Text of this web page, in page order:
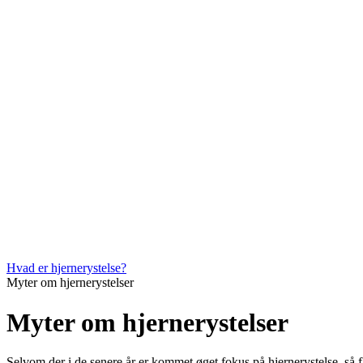
Hvad er hjernerystelse?
Myter om hjernerystelser
Myter om hjernerystelser